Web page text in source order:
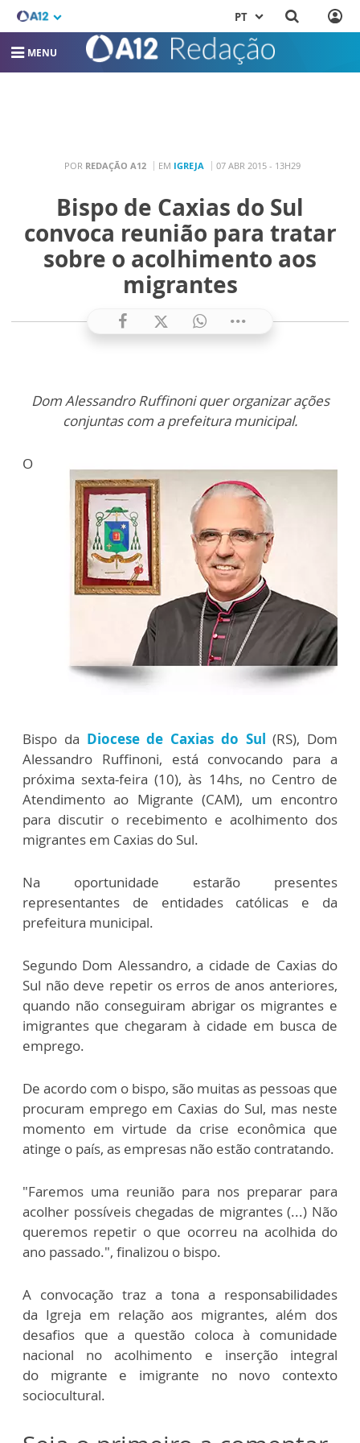
PT
MENU
POR REDAÇÃO A12 EM IGREJA 07 ABR 2015 - 13H29
Bispo de Caxias do Sul
convoca reunião para tratar
sobre o acolhimento aos
migrantes
Dom Alessandro Ruffinoni quer organizar ações
conjuntas com a prefeitura municipal.
O
Bispo da Diocese de Caxias do Sul (RS), Dom
Alessandro Ruffinoni, está convocando para a
próxima sexta-feira (10), às 14hs, no Centro de
Atendimento ao Migrante (CAM), um encontro
para discutir o recebimento e acolhimento dos
migrantes em Caxias do Sul.
Na oportunidade estarão presentes
representantes de entidades católicas e da
prefeitura municipal.
Segundo Dom Alessandro, a cidade de Caxias do
Sul não deve repetir os erros de anos anteriores,
quando não conseguiram abrigar os migrantes e
imigrantes que chegaram à cidade em busca de
emprego.
De acordo com o bispo, são muitas as pessoas que
procuram emprego em Caxias do Sul, mas neste
momento em virtude da crise econômica que
atinge o país, as empresas não estão contratando.
"Faremos uma reunião para nos preparar para
acolher possíveis chegadas de migrantes (...) Não
queremos repetir o que ocorreu na acolhida do
ano passado.", finalizou o bispo.
A convocação traz a tona a responsabilidades
da Igreja em relação aos migrantes, além dos
desafios que a questão coloca à comunidade
nacional no acolhimento e inserção integral
do migrante e imigrante no novo contexto
sociocultural.